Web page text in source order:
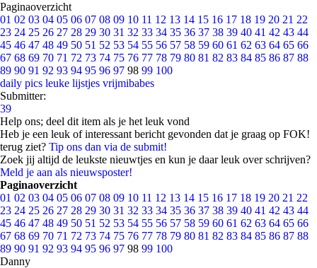
Paginaoverzicht
01 02 03 04 05 06 07 08 09 10 11 12 13 14 15 16 17 18 19 20 21 22
23 24 25 26 27 28 29 30 31 32 33 34 35 36 37 38 39 40 41 42 43 44
45 46 47 48 49 50 51 52 53 54 55 56 57 58 59 60 61 62 63 64 65 66
67 68 69 70 71 72 73 74 75 76 77 78 79 80 81 82 83 84 85 86 87 88
89 90 91 92 93 94 95 96 97 98 99 100
daily pics leuke lijstjes vrijmibabes
Submitter:
39
Help ons; deel dit item als je het leuk vond
Heb je een leuk of interessant bericht gevonden dat je graag op FOK!
terug ziet? Tip ons dan via de submit!
Zoek jij altijd de leukste nieuwtjes en kun je daar leuk over schrijven?
Meld je aan als nieuwsposter!
Paginaoverzicht
01 02 03 04 05 06 07 08 09 10 11 12 13 14 15 16 17 18 19 20 21 22
23 24 25 26 27 28 29 30 31 32 33 34 35 36 37 38 39 40 41 42 43 44
45 46 47 48 49 50 51 52 53 54 55 56 57 58 59 60 61 62 63 64 65 66
67 68 69 70 71 72 73 74 75 76 77 78 79 80 81 82 83 84 85 86 87 88
89 90 91 92 93 94 95 96 97 98 99 100
Danny